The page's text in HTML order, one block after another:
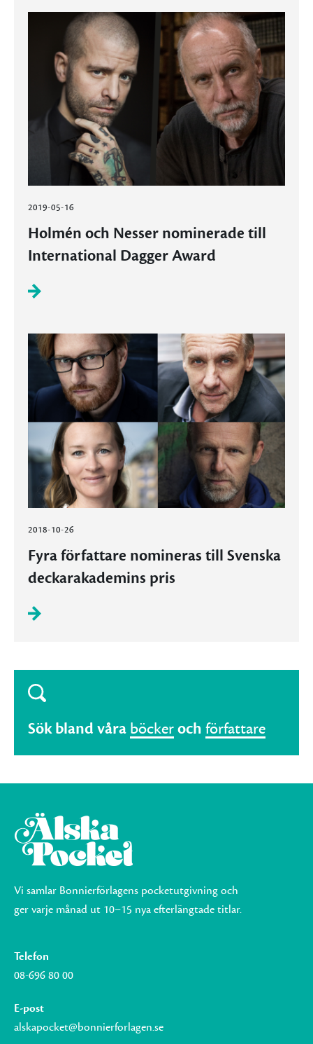
2019-05-16
Holmén och Nesser nominerade till
International Dagger Award
2018-10-26
Fyra författare nomineras till Svenska
deckarakademins pris
Sök bland våra böckeroch författare
Vi samlar Bonnierförlagens pocketutgivning och
ger varje månad ut 10–15 nya efterlängtade titlar.
Telefon
08-696 80 00
E-post
alskapocket@bonnierforlagen.se